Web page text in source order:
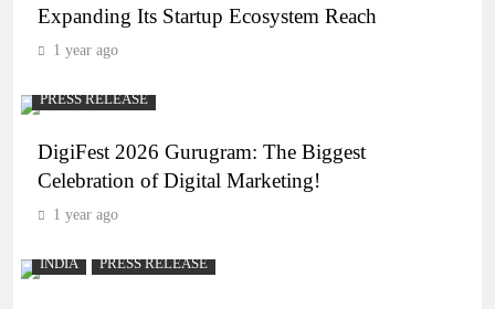
Expanding Its Startup Ecosystem Reach
1 year ago
PRESS RELEASE
DigiFest 2026 Gurugram: The Biggest
Celebration of Digital Marketing!
1 year ago
INDIA PRESS RELEASE